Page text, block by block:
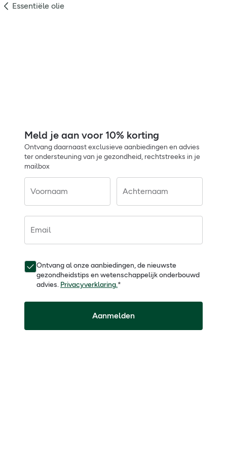
Essentiële olie
Meld je aan voor 10% korting
Ontvang daarnaast exclusieve aanbiedingen en advies
ter ondersteuning van je gezondheid, rechtstreeks in je
mailbox
Voornaam Achternaam
Email
Ontvang al onze aanbiedingen, de nieuwste
gezondheidstips en wetenschappelijk onderbouwd
advies. Privacyverklaring.*
Aanmelden